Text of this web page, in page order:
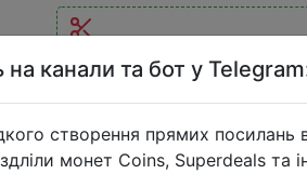
канали та бот у
створення прямих посилань
монет Coins, Superdeals та